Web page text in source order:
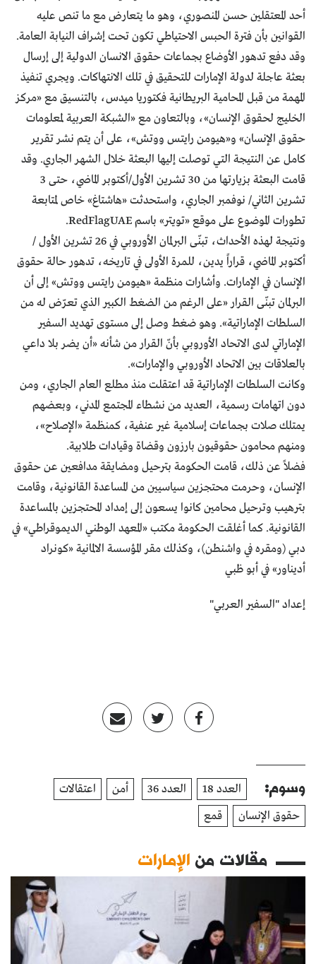
أحد المعتقلين حسن المنصوري، وهو ما يتعارض مع ما تنص عليه
القوانين بأن فترة الحبس الاحتياطي تكون تحت إشراف النيابة العامة.
وقد دفع تدهور الأوضاع بجماعات حقوق الانسان الدولية إلى إرسال
بعثة عاجلة لدولة الإمارات للتحقيق في تلك الانتهاكات. ويجري تنفيذ
المهمة من قبل المحامية البريطانية فكتــوريا ميــدس، بالتنسيق مع «مركز
الخليج لحقوق الإنسان»، وبالتعاون مع «الشبكة العربية لمعلومات
حقوق الإنسان» و«هيومن رايتـس ووتش»، على أن يتم نشــر تقرير
كامل عن النتـيجة التي توصلت إليها البعثة خـلال الشـهر الجاري. وقــد
قامت البعثة بزيارتها من 30 تشرين الأول/أكتوبر الماضي، حتى 3
تشرين الثاني/ نوفمبر الجاري، واستحدثت «هاشتاغ» خاص لمتابعة
تطورات الموضوع على موقع «تويتر» باسم RedFlagUAE.
ونتيجة لهذه الأحداث، تبنّى البرلمان الأوروبي في 26 تشرين الأول /
أكتوبر الماضي، قراراً يدين، للمرة الأولى في تاريخه، تدهور حالة حقوق
الإنسان في الإمارات. وأشـارات منظـمة «هيومن رايتس ووتش» إلى أن
البرلمان تبنّى القرار «على الرغم من الضغط الكـبير الذي تعرّض له من
الســلطات الإماراتيــة». وهو ضغط وصل إلى مســتوى تهديد السفير
الإماراتي لدى الاتحاد الأوروبي بأنّ القرار من شأنه «أن يضر بلا داعي
بالعلاقات بين الاتحـاد الأوروبـي والإمارات».
وكانت السـلطات الإماراتيــة قد اعتقلت منذ مطلع العـام الجــاري، ومن
دون اتهامات رســمية، العديد من نشطاء المجتمع المدني، وبعضهم
يمتلك صلات بجماعات إســلامية غـير عنـفيـة، كمنظمة «الإصلاح»،
ومنهم محامون حقوقيون بارزون وقـضاة وقيـادات طلابيـة.
فضلاً عن ذلك، قامت الحكومة بترحيل ومضايقة مدافعين عن حقوق
الإنسان، وحرمت محتجزين سياسيين من المساعدة القانونية، وقامت
بترهيب وترحيل محامين كانوا يسعون إلى إمداد المحتجزين بالمساعدة
القانونية. كما أغلقت الحكومة مكتب «المعهد الوطني الديموقراطي» في
دبي (ومقره في واشنطن)، وكذلك مقر المؤسسة الالمانية «كونراد
أديناور» في أبو ظبي
إعداد "السفير العربي"
وسوم: العدد 18 العدد 36 أمن
اعتقالات
حقوق الإنسان
قمع
مقالات منالإمارات